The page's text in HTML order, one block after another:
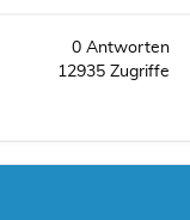
0Antworten
12935Zugriffe